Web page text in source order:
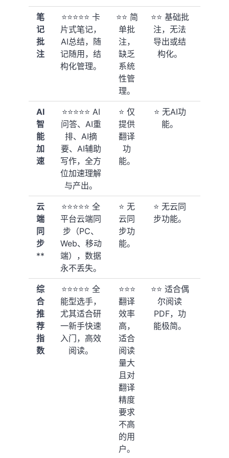
笔
记
批
注
⭐⭐⭐⭐⭐ 卡
片式笔记，
AI总结，随
记随用，结
构化管理。
⭐⭐ 简
单批
注，
缺乏
系统
性管
理。
⭐⭐ 基础批
注，无法
导出或结
构化。
AI
智
能
加
速
⭐⭐⭐⭐⭐ AI
问答、AI重
排、AI摘
要、AI辅助
写作，全方
位加速理解
与产出。
⭐ 仅
提供
翻译
功
能。
⭐ 无AI功
能。
云
端
同
步
**
⭐⭐⭐⭐⭐ 全
平台云端同
步（PC、
Web、移动
端），数据
永不丢失。
⭐ 无
云同
步功
能。
⭐ 无云同
步功能。
综
合
推
荐
指
数
⭐️⭐️⭐️⭐️⭐️ 全
能型选手，
尤其适合研
一新手快速
入门，高效
阅读。
⭐️⭐️⭐️
翻译
效率
高，
适合
阅读
量大
且对
翻译
精度
要求
不高
的用
户。
⭐️⭐️ 适合偶
尔阅读
PDF，功
能极简。